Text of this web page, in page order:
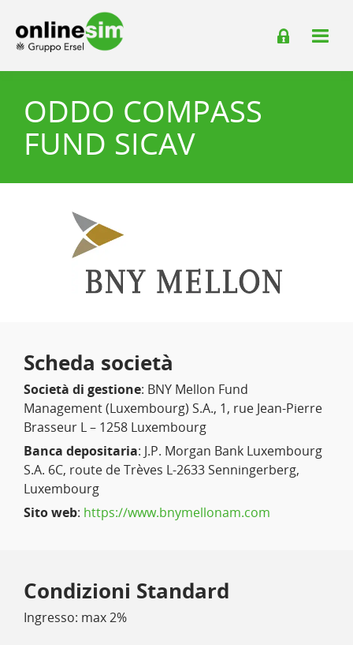
ODDO COMPASS
FUND SICAV
Scheda società
Società di gestione: BNY Mellon Fund
Management (Luxembourg) S.A., 1, rue Jean-Pierre
Brasseur L – 1258 Luxembourg
Banca depositaria: J.P. Morgan Bank Luxembourg
S.A. 6C, route de Trèves L-2633 Senningerberg,
Luxembourg
Sito web: https://www.bnymellonam.com
Condizioni Standard
Ingresso: max 2%